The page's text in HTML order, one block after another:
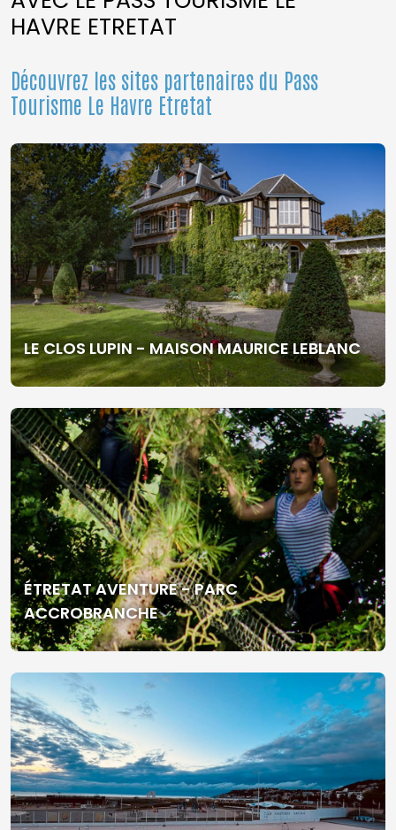
HAVRE ETRETAT
Découvrez les sites partenaires du Pass
Tourisme Le Havre Etretat
LE CLOS LUPIN - MAISON MAURICE LEBLANC
ÉTRETAT AVENTURE - PARC
ACCROBRANCHE